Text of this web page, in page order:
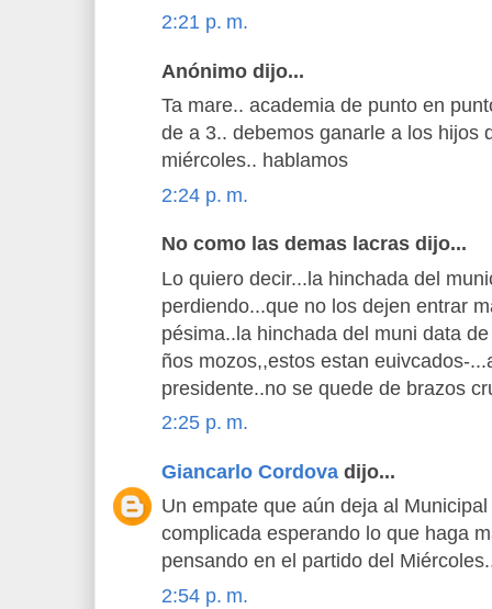
2:21 p. m.
Anónimo dijo...
Ta mare.. academia de punto en
de a 3.. debemos ganarle a los hijos
miércoles.. hablamos
2:24 p. m.
No como las demas lacras dijo...
Lo quiero decir...la hinchada del
perdiendo...que no los dejen entrar
pésima..la hinchada del muni data
ños mozos,,estos estan euivcados-
presidente..no se quede de brazos
2:25 p. m.
Giancarlo Cordova dijo...
Un empate que aún deja al
complicada esperando lo que haga
pensando en el partido del
2:54 p. m.